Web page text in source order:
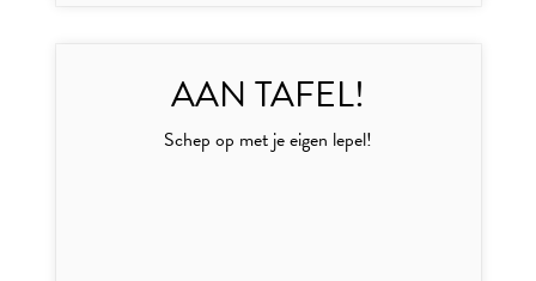
AAN TAFEL!
Schep op met je eigen lepel!